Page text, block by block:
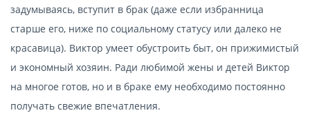
задумываясь, вступит в брак (даже если избранница
старше его, ниже по социальному статусу или далеко не
красавица). Виктор умеет обустроить быт, он прижимистый
и экономный хозяин. Ради любимой жены и детей Виктор
на многое готов, но и в браке ему необходимо постоянно
получать свежие впечатления.